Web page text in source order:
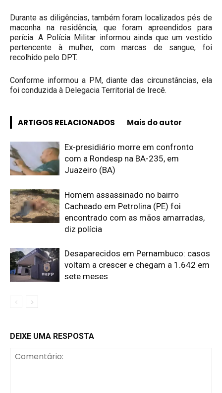
Durante as diligências, também foram localizados pés de
maconha na residência, que foram apreendidos para
perícia. A Polícia Militar informou ainda que um vestido
pertencente à mulher, com marcas de sangue, foi
recolhido pelo DPT.
Conforme informou a PM, diante das circunstâncias, ela
foi conduzida à Delegacia Territorial de Irecê.
ARTIGOS RELACIONADOS Mais do autor
Ex-presidiário morre em confronto
com a Rondesp na BA-235, em
Juazeiro (BA)
Homem assassinado no bairro
Cacheado em Petrolina (PE) foi
encontrado com as mãos amarradas,
diz polícia
Desaparecidos em Pernambuco: casos
voltam a crescer e chegam a 1.642 em
sete meses
DEIXE UMA RESPOSTA